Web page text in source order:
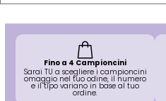
O-P
Olaplex
Omega
Fino a 4 Campioncini
Sarai TU a scegliere i campioncini
omaggio nel tuo odine, il numero
e il tipo variano in base al tuo
ordine.